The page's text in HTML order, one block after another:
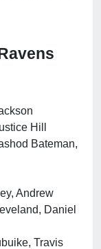
Hill
Bateman,
Andrew
Daniel
Travis